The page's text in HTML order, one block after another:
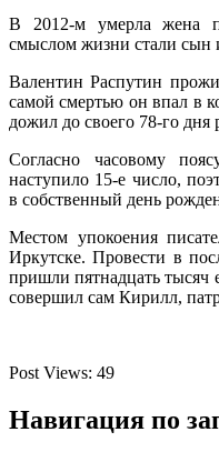
В 2012-м умерла жена
смыслом жизни стали сын
Валентин Распутин
самой смертью он впал в
дожил до своего 78-го дня
Согласно часовому
наступило 15-е число,
в собственный день
Местом упокоения
Иркутске. Провести в
пришли пятнадцать тысяч
совершил сам Кирилл,
Post Views: 49
Навигация по